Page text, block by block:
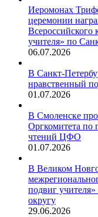
Иеромонах
церемонии
Всероссийского
учителя» по
06.07.2026
В Санкт-
нравственный
01.07.2026
В Смоленске
Оргкомитета по
чтений ЦФО
01.07.2026
В Великом
подвиг
округу
29.06.2026